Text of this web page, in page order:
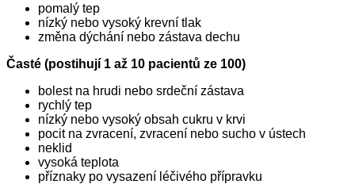
pomalý tep
nízký nebo vysoký krevní tlak
změna dýchání nebo zástava dechu
Časté (postihují 1 až 10 pacientů ze 100)
bolest na hrudi nebo srdeční zástava
rychlý tep
nízký nebo vysoký obsah cukru v krvi
pocit na zvracení, zvracení nebo sucho v ústech
neklid
vysoká teplota
příznaky po vysazení léčivého přípravku